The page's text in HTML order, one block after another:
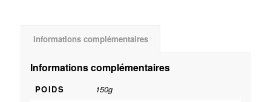
Informations complémentaires
Informations complémentaires
POIDS
150g